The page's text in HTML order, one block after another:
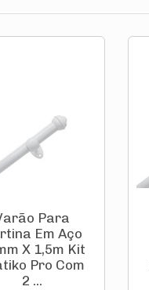
Para
Em Aço
X 1,5m Kit
Pro Com
2 ...